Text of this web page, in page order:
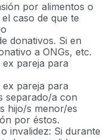
por alimentos o
caso de que te
donativos. Si en
a ONGs, etc.
pareja para
pareja para
separado/a con
hijo/s menor/es
por éstos.
invalidez: Si durante